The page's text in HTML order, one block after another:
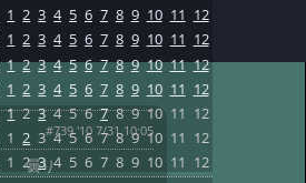
#739 '10 7/31 10:05
曇り
1 2 3 4 5 6 7 8 9 10 11 12
1 2 3 4 5 6 7 8 9 10 11 12
1 2 3 4 5 6 7 8 9 10 11 12
1 2 3 4 5 6 7 8 9 10 11 12
1 2 3 4 5 6 7 8 9 10 11 12
1 2 3 4 5 6 7 8 9 10 11 12
1 2 3 4 5 6 7 8 9 10 11 12